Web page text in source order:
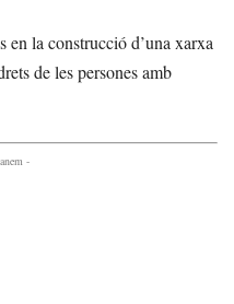
en la construcció d’una xarxa
de les persones amb
-